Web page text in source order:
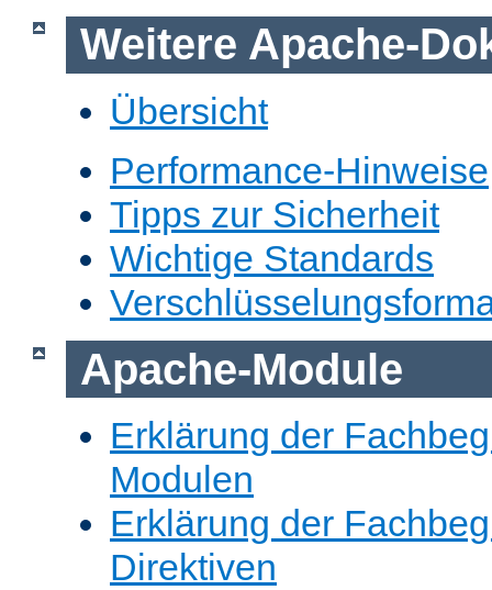
Weitere Apache-
Übersicht
Performance-Hinweise
Tipps zur Sicherheit
Wichtige Standards
Apache-Module
Erklärung der
Modulen
Erklärung der
Direktiven